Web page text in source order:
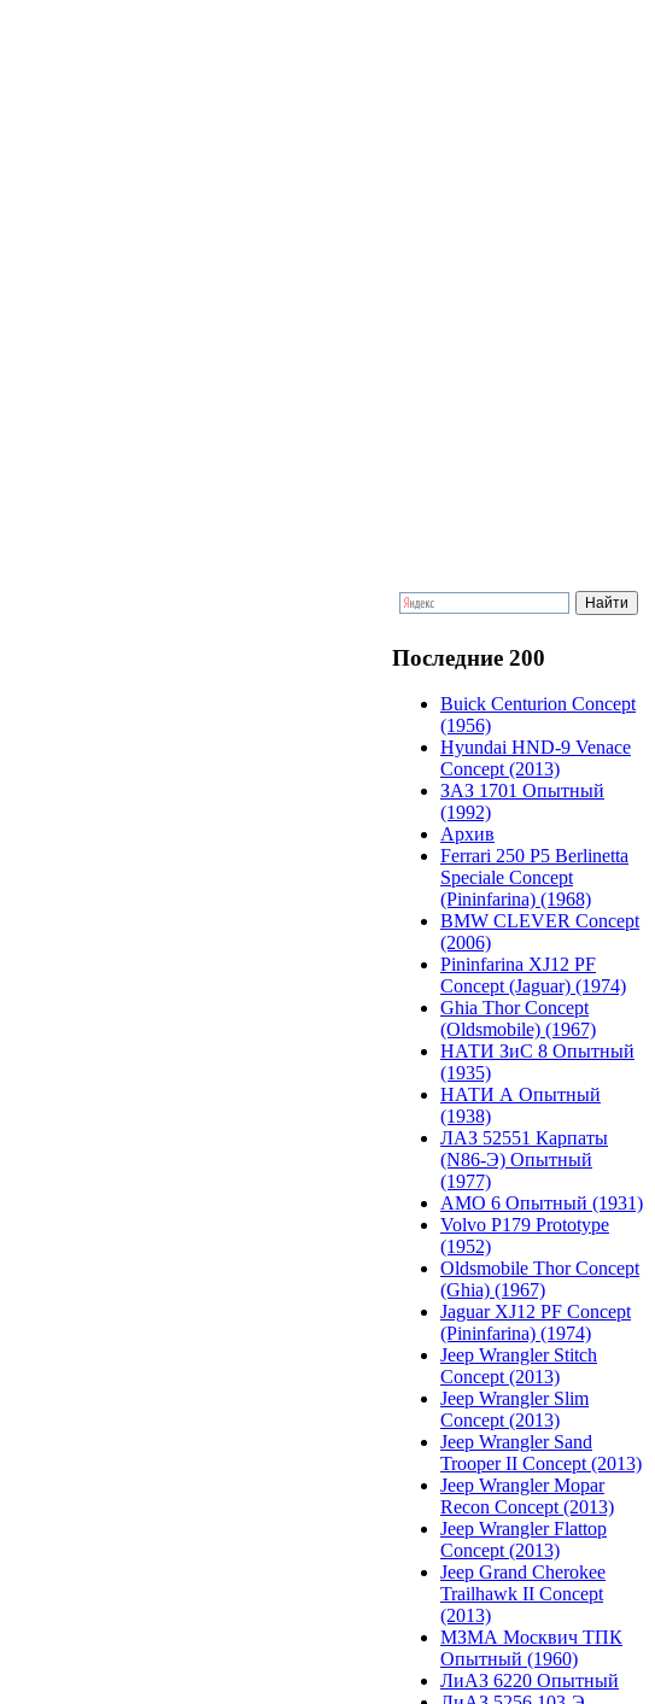
Последние 200
Buick Centurion Concept
(1956)
Hyundai HND-9 Venace
Concept (2013)
ЗАЗ 1701 Опытный
(1992)
Архив
Ferrari 250 P5 Berlinetta
Speciale Concept
(Pininfarina) (1968)
BMW CLEVER Concept
(2006)
Pininfarina XJ12 PF
Concept (Jaguar) (1974)
Ghia Thor Concept
(Oldsmobile) (1967)
НАТИ ЗиС 8 Опытный
(1935)
НАТИ А Опытный
(1938)
ЛАЗ 52551 Карпаты
(N86-Э) Опытный
(1977)
АМО 6 Опытный (1931)
Volvo P179 Prototype
(1952)
Oldsmobile Thor Concept
(Ghia) (1967)
Jaguar XJ12 PF Concept
(Pininfarina) (1974)
Jeep Wrangler Stitch
Concept (2013)
Jeep Wrangler Slim
Concept (2013)
Jeep Wrangler Sand
Trooper II Concept (2013)
Jeep Wrangler Mopar
Recon Concept (2013)
Jeep Wrangler Flattop
Concept (2013)
Jeep Grand Cherokee
Trailhawk II Concept
(2013)
МЗМА Москвич ТПК
Опытный (1960)
ЛиАЗ 6220 Опытный